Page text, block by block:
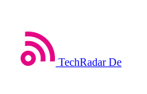
TechRadar De